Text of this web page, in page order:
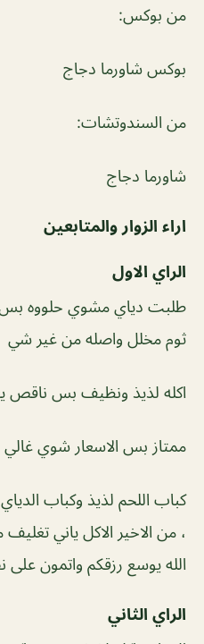
من بوكس:
بوكس شاورما دجاج
من السندوتشات:
شاورما دجاج
اراء الزوار والمتابعين
الراي الاول
طلبت دياي مشوي حلووه
ثوم مخلل واصله من غير شي
اكله لذيذ ونظيف بس
ممتاز بس الاسعار شوي غالي
كباب اللحم لذيذ وكباب
، من الاخير الاكل ياني
الله يوسع رزقكم واتمون
الراي الثاني